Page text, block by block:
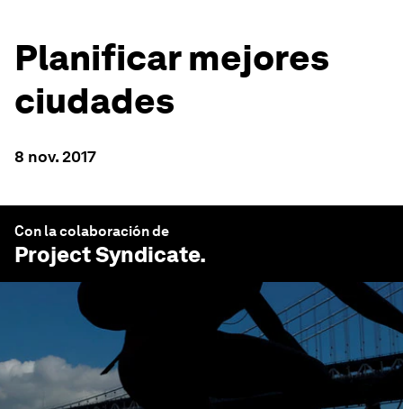
Planificar mejores
ciudades
8 nov. 2017
Con la colaboración de
Project Syndicate.